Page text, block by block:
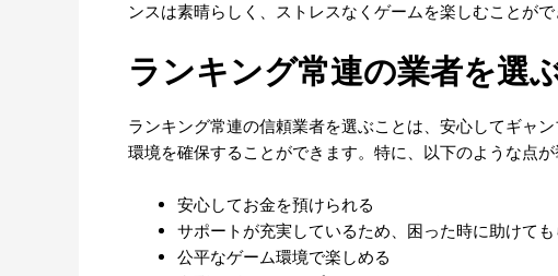
ンスは素晴らしく、ストレスなくゲームを楽しむことが
ランキング常連の業者を選
ランキング常連の信頼業者を選ぶことは、安心してギャ
環境を確保することができます。特に、以下のような点が
安心してお金を預けられる
サポートが充実しているため、困った時に助けても
公平なゲーム環境で楽しめる